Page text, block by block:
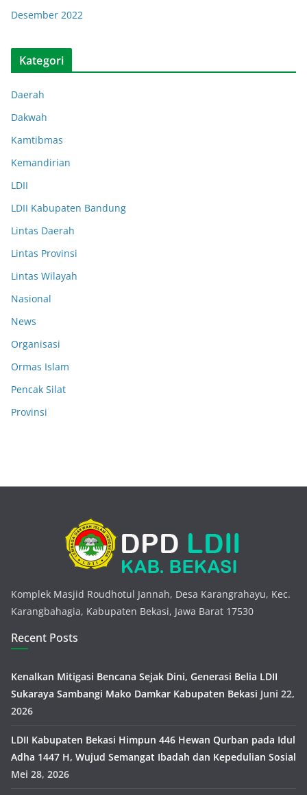
Desember 2022
Kategori
Daerah
Dakwah
Kamtibmas
Kemandirian
LDII
LDII Kabupaten Bandung
Lintas Daerah
Lintas Provinsi
Lintas Wilayah
Nasional
News
Organisasi
Ormas Islam
Pencak Silat
Provinsi
Komplek Masjid Roudhotul Jannah, Desa Karangrahayu, Kec.
Karangbahagia, Kabupaten Bekasi, Jawa Barat 17530
Recent Posts
Kenalkan Mitigasi Bencana Sejak Dini, Generasi Belia LDII
Sukaraya Sambangi Mako Damkar Kabupaten Bekasi Juni 22,
2026
LDII Kabupaten Bekasi Himpun 446 Hewan Qurban pada Idul
Adha 1447 H, Wujud Semangat Ibadah dan Kepedulian Sosial
Mei 28, 2026